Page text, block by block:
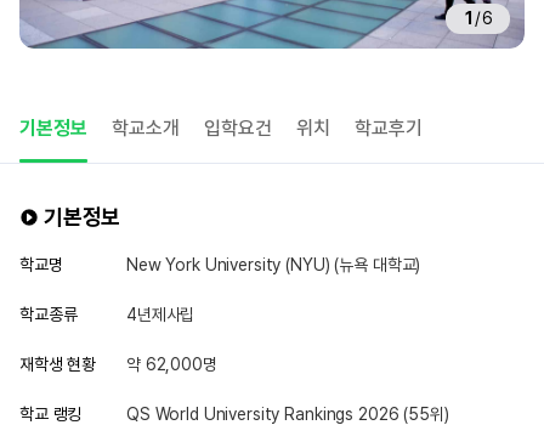
1 /6
기본정보 학교소개 입학요건 위치 학교후기
기본정보
학교명 New York University (NYU) (뉴욕 대학교)
학교종류 4년제사립
재학생 현황 약 62,000명
학교 랭킹
QS World University Rankings 2026 (55위)